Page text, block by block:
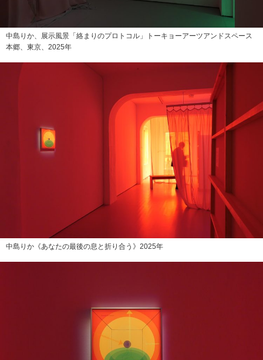
中島りか、展示風景「絡まりのプロトコル」トーキョーアーツアンドスペース
本郷、東京、2025年
中島りか《あなたの最後の息と折り合う》2025年